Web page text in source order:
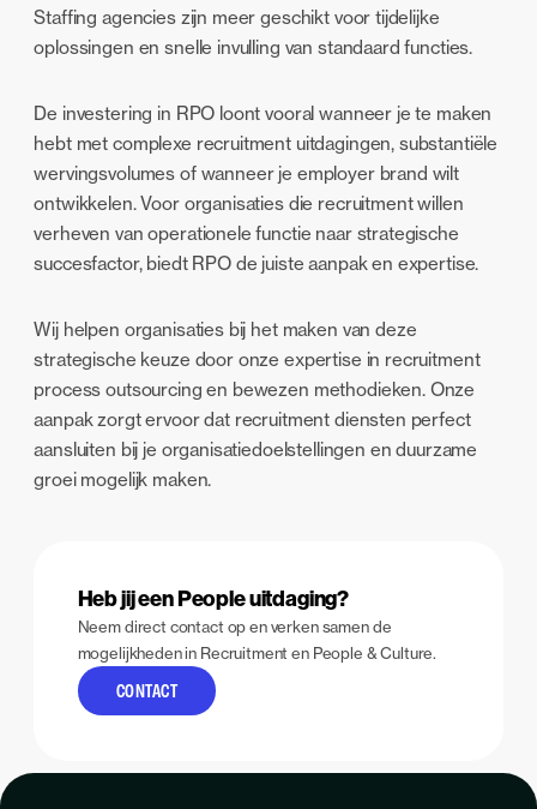
Staffing agencies zijn meer geschikt voor tijdelijke
oplossingen en snelle invulling van standaard functies.
De investering in RPO loont vooral wanneer je te maken
hebt met complexe recruitment uitdagingen, substantiële
wervingsvolumes of wanneer je employer brand wilt
ontwikkelen. Voor organisaties die recruitment willen
verheven van operationele functie naar strategische
succesfactor, biedt RPO de juiste aanpak en expertise.
Wij helpen organisaties bij het maken van deze
strategische keuze door onze expertise in recruitment
process outsourcing en bewezen methodieken. Onze
aanpak zorgt ervoor dat recruitment diensten perfect
aansluiten bij je organisatiedoelstellingen en duurzame
groei mogelijk maken.
Heb jij een People uitdaging?
Neem direct contact op en verken samen de
mogelijkheden in Recruitment en People & Culture.
CONTACT